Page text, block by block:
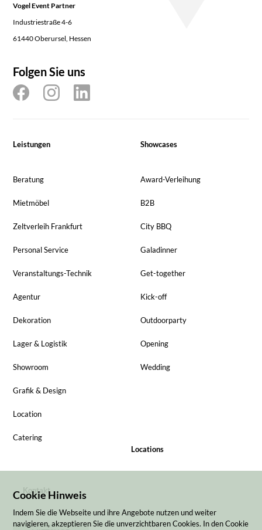
Vogel Event Partner
Industriestraße 4-6
61440 Oberursel, Hessen
Folgen Sie uns
Leistungen
Beratung
Mietmöbel
Zeltverleih Frankfurt
Personal Service
Veranstaltungs-Technik
Agentur
Dekoration
Lager & Logistik
Showroom
Grafik & Design
Location
Catering
Showcases
Award-Verleihung
B2B
City BBQ
Galadinner
Get-together
Kick-off
Outdoorparty
Opening
Wedding
Locations
Kontakt
Cookie Hinweis
Indem Sie die Webseite und ihre Angebote nutzen und weiter
navigieren, akzeptieren Sie die unverzichtbaren Cookies. In den Cookie